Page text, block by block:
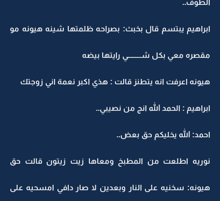
الطوف..
ابراهيم يبتسم قال بخبث: بصراحه ظلمتها شينه هيونه مو
مقصره معي بكل شـــــــــي رايتها بيضه
هيونه اعرفت انه يتطنز قالت : هذي اكبر نعمة اني زوجتك
ابراهيم : الحمد الله انج من نصيبي..
احمد: الله يخليكم حق بعض..
نوريه اطلعت من المطبخ ومعاها زيت زيتون قالت حق
هيونه: سخنيه على النار وبعدين لا صار دافي امسحيه على